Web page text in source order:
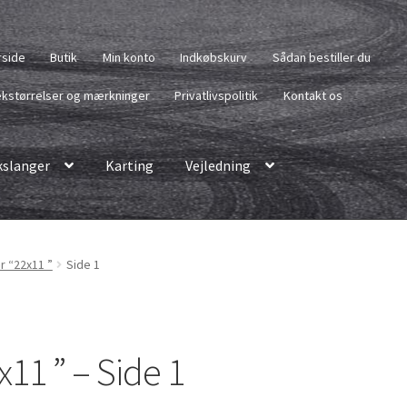
Butik Min konto Indkøbskurv Sådan bestiller du
og mærkninger Privatlivspolitik Kontakt os
Karting
Vejledning
” Side 1
” – Side 1